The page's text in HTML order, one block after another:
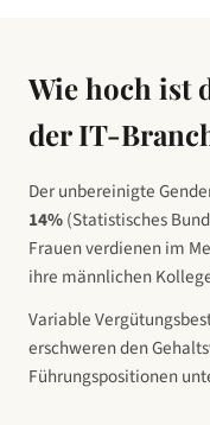
Wie hoch ist
der IT-
Der unbereinigte
14%(Statistisches
Frauen verdienen im
ihre männlichen
Variable
erschweren den
Führungspositionen